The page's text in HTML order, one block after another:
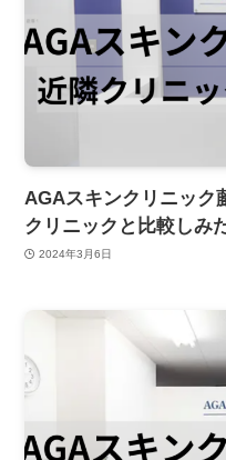
AGAスキンクリニック
クリニックと比較しみ
2024年3月6日